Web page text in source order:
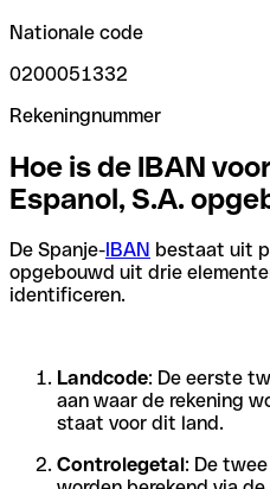
Nationale code
0200051332
Rekeningnummer
Hoe is de IBAN
Espanol, S.A.
De Spanje-IBAN bestaat uit
opgebouwd uit drie
identificeren.
Landcode: De eerste
aan waar de rekening
staat voor dit land.
Controlegetal: De